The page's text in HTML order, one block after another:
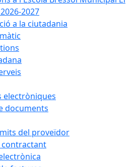
2027
a la ciutadania
electròniques
documents
del proveïdor
contractant